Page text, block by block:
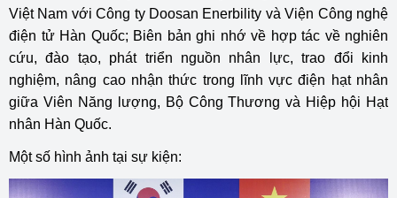
Việt Nam với Công ty Doosan Enerbility và Viện Công nghệ
điện tử Hàn Quốc; Biên bản ghi nhớ về hợp tác về nghiên
cứu, đào tạo, phát triển nguồn nhân lực, trao đổi kinh
nghiệm, nâng cao nhận thức trong lĩnh vực điện hạt nhân
giữa Viên Năng lượng, Bộ Công Thương và Hiệp hội Hạt
nhân Hàn Quốc.
Một số hình ảnh tại sự kiện: